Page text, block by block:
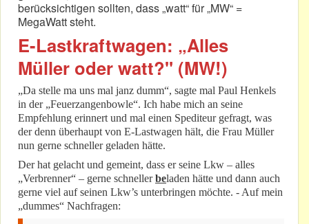
berücksichtigen sollten, dass „watt“ für „MW“ =
MegaWatt steht.
E-Lastkraftwagen: „Alles
Müller oder watt?" (MW!)
„Da stelle ma uns mal janz dumm“, sagte mal Paul Henkels
in der „Feuerzangenbowle“. Ich habe mich an seine
Empfehlung erinnert und mal einen Spediteur gefragt, was
der denn überhaupt von E-Lastwagen hält, die Frau Müller
nun gerne schneller geladen hätte.
Der hat gelacht und gemeint, dass er seine Lkw – alles
„Verbrenner“ – gerne schnellerbeladen hätte und dann auch
gerne viel auf seinen Lkw’s unterbringen möchte. - Auf mein
„dummes“ Nachfragen: